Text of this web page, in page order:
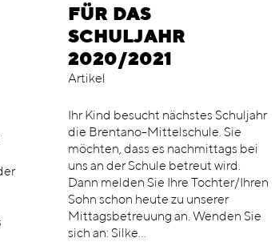
FÜR DAS
SCHULJAHR
2020/2021
Artikel
Ihr Kind besucht nächstes Schuljahr
die Brentano-Mittelschule. Sie
möchten, dass es nachmittags bei
uns an der Schule betreut wird.
Dann melden Sie Ihre Tochter/Ihren
Sohn schon heute zu unserer
Mittagsbetreuung an. Wenden Sie
sich an: Silke…